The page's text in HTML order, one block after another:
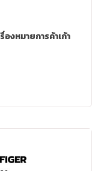
งหมายการค้าเก้า